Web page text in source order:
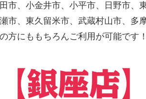
市、小金井市、小平市、日野市、
市、東久留米市、武蔵村山市、多
方にももちろんご利用が可能です！